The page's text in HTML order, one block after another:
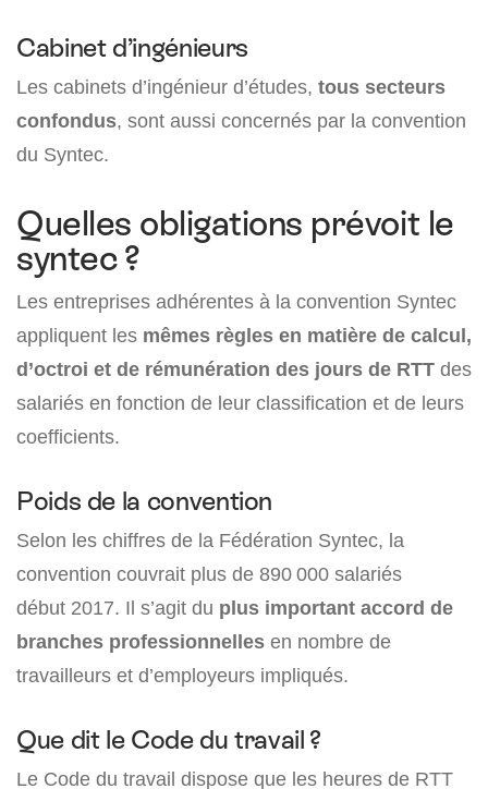
Cabinet d’ingénieurs
Les cabinets d’ingénieur d’études, tous secteurs
confondus, sont aussi concernés par la convention
du Syntec.
Quelles obligations prévoit le
syntec ?
Les entreprises adhérentes à la convention Syntec
appliquent les mêmes règles en matière de calcul,
d’octroi et de rémunération des jours de RTT des
salariés en fonction de leur classification et de leurs
coefficients.
Poids de la convention
Selon les chiffres de la Fédération Syntec, la
convention couvrait plus de 890 000 salariés
début 2017. Il s’agit du plus important accord de
branches professionnelles en nombre de
travailleurs et d’employeurs impliqués.
Que dit le Code du travail ?
Le Code du travail dispose que les heures de RTT